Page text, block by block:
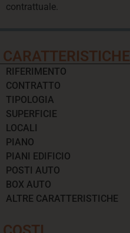
contrattuale.
CARATTERISTICHE
RIFERIMENTO
CONTRATTO
TIPOLOGIA
SUPERFICIE
LOCALI
PIANO
PIANI EDIFICIO
POSTI AUTO
BOX AUTO
ALTRE CARATTERISTICHE